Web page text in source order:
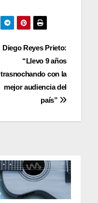
Diego Reyes Prieto:
“Llevo 9 años
trasnochando con la
mejor audiencia del
país”